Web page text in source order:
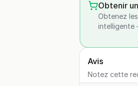
Obtenir
Obtenez
intelligente
Avis
Notez cette